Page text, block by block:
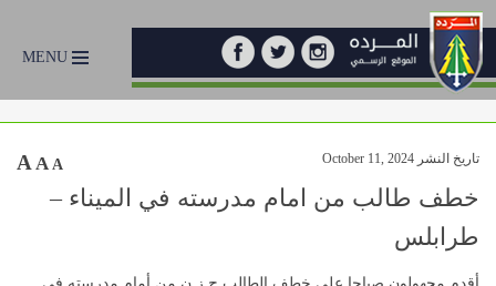
MENU
تاريخ النشر October 11, 2024 A A A
خطف طالب من امام مدرسته في الميناء –
طرابلس